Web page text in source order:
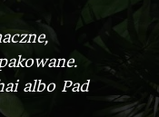
albo Pad